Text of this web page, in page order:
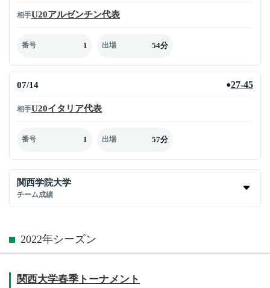
相手U20アルゼンチン代表
番号 1 出場 54分
07/14 ●27-45
相手U20イタリア代表
番号 1 出場 57分
関西学院大学
チーム成績
2022年シーズン
関西大学春季トーナメント